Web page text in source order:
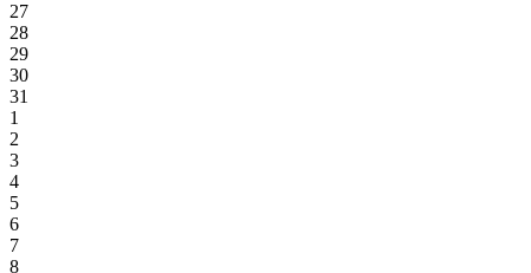
27
28
29
30
31
1
2
3
4
5
6
7
8